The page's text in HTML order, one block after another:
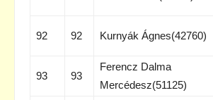
92 92 Kurnyák Ágnes(42760)
93 93
Ferencz Dalma
Mercédesz(51125)